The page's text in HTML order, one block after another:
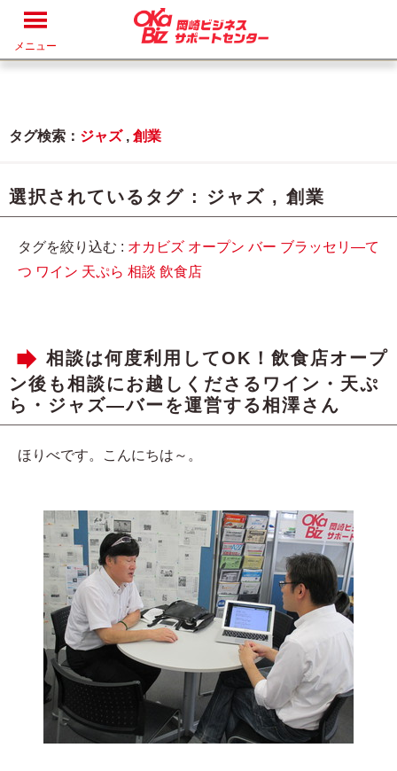
メニュー
タグ検索： ジャズ, 創業
選択されているタグ : ジャズ , 創業
タグを絞り込む : オカビズ オープン バー ブラッセリ―て
つ ワイン 天ぷら 相談 飲食店
相談は何度利用してOK！飲食店オープ
ン後も相談にお越しくださるワイン・天ぷ
ら・ジャズ―バーを運営する相澤さん
ほりべです。こんにちは～。